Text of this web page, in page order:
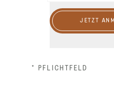
JETZT
* PFLICHTFELD